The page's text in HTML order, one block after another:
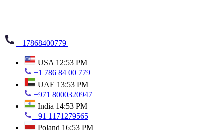
+17868400779
USA 12:53 PM
+1 786 84 00 779
UAE 13:53 PM
+971 8000320947
India 14:53 PM
+91 1171279565
Poland 16:53 PM